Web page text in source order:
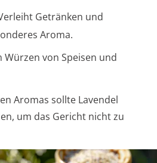
Getränken und
Aroma.
Würzen von Speisen und
Aromas sollte Lavendel
um das Gericht nicht zu